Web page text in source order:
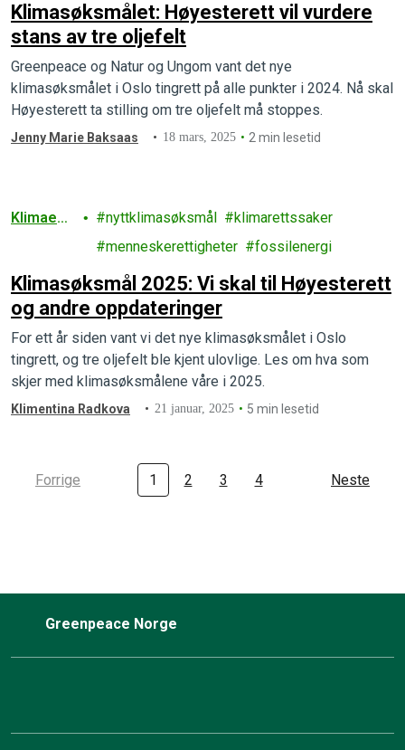
Klimasøksmålet: Høyesterett vil vurdere
stans av tre oljefelt
Greenpeace og Natur og Ungom vant det nye
klimasøksmålet i Oslo tingrett på alle punkter i 2024. Nå skal
Høyesterett ta stilling om tre oljefelt må stoppes.
Jenny Marie Baksaas 18 mars, 2025 2 min lesetid
Klimaend
nyttklimasøksmål
klimarettssaker
menneskerettigheter
fossilenergi
Klimasøksmål 2025: Vi skal til Høyesterett
og andre oppdateringer
For ett år siden vant vi det nye klimasøksmålet i Oslo
tingrett, og tre oljefelt ble kjent ulovlige. Les om hva som
skjer med klimasøksmålene våre i 2025.
Klimentina Radkova 21 januar, 2025 5 min lesetid
Forrige 1 2 3 4 Neste
Greenpeace Norge